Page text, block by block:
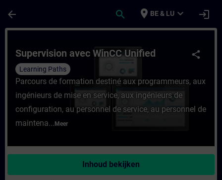
arrow_back search place BE & LU expand_more login
share
Supervision avec WinCC Unified
Learning Paths
Parcours de formation destiné aux programmeurs, aux
ingénieurs de mise en service, aux ingénieurs de
configuration, au personnel de service, au personnel de
maintena... Meer
Inhoud bekijken